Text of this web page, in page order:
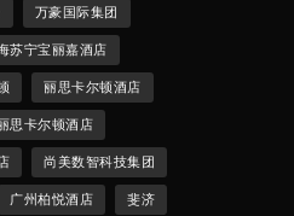
万豪国际集团
苏宁宝丽嘉酒店
丽思卡尔顿酒店
思卡尔顿酒店
尚美数智科技集团
广州柏悦酒店 斐济